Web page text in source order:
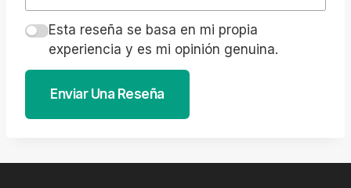
Esta reseña se basa en mi propia
experiencia y es mi opinión genuina.
Enviar Una Reseña